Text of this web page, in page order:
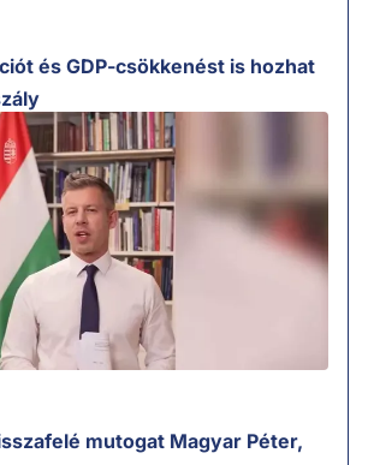
és GDP-csökkenést is hozhat
mutogat Magyar Péter,